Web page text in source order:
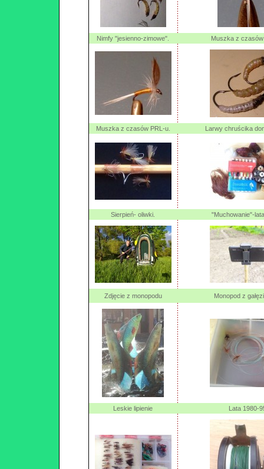
Nimfy "jesienno-zimowe". Muszka z
Muszka z czasów PRL-u. Larwy chruścika
Sierpień- oliwki. "Muchowanie"-
Zdjęcie z monopodu Monopod z
Leskie lipienie Lata 1980-